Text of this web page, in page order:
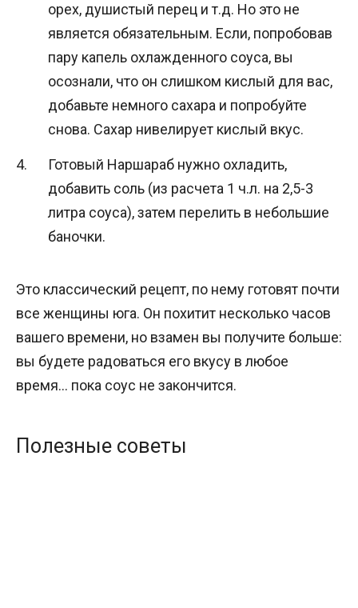
орех, душистый перец и т.д. Но это не
является обязательным. Если, попробовав
пару капель охлажденного соуса, вы
осознали, что он слишком кислый для вас,
добавьте немного сахара и попробуйте
снова. Сахар нивелирует кислый вкус.
Готовый Наршараб нужно охладить,
добавить соль (из расчета 1 ч.л. на 2,5-3
литра соуса), затем перелить в небольшие
баночки.
Это классический рецепт, по нему готовят почти
все женщины юга. Он похитит несколько часов
вашего времени, но взамен вы получите больше:
вы будете радоваться его вкусу в любое
время… пока соус не закончится.
Полезные советы